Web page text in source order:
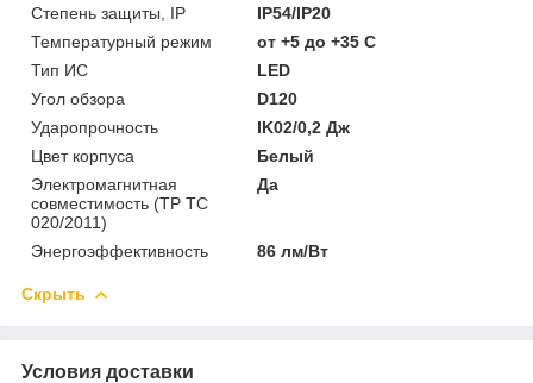
Степень защиты, IP
IP54/IP20
Температурный режим
от +5 до +35 C
Тип ИС
LED
Угол обзора
D120
Ударопрочность
IK02/0,2 Дж
Цвет корпуса
Белый
Электромагнитная
совместимость (ТР ТС
020/2011)
Да
Энергоэффективность 86 лм/Вт
Скрыть
Условия доставки